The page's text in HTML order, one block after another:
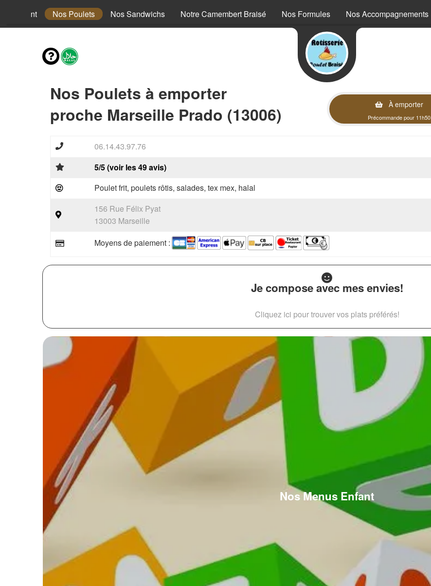
Enfant Nos Poulets Nos Sandwichs Notre Camembert Braisé Nos Formules Nos Accompagnements
Nos Poulets à emporter
proche Marseille Prado (13006)
À emporter
Précommande pour 11h50
06.14.43.97.76
5/5 (voir les 49 avis)
Poulet frit, poulets rôtis, salades, tex mex, halal
156 Rue Félix Pyat
13003 Marseille
Moyens de paiement :
Je compose avec mes envies!
Cliquez ici pour trouver vos plats préférés!
Nos Menus Enfant